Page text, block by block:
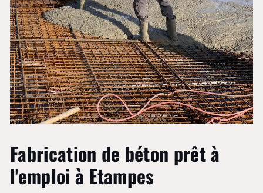
Fabrication de béton prêt à
l'emploi à Etampes